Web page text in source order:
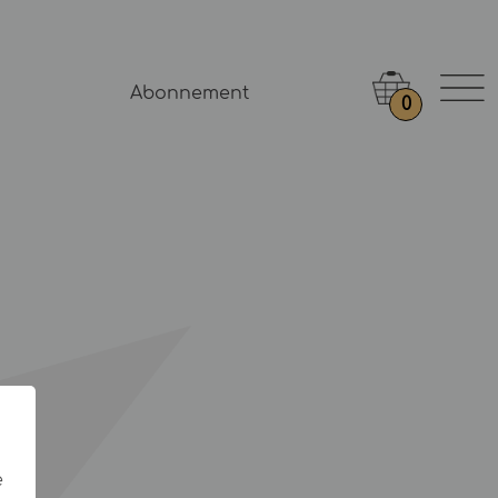
Abonnement
0